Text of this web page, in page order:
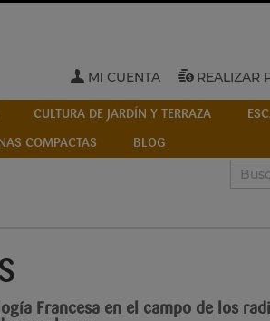
MI CUENTA REALIZAR
CULTURA DE JARDÍN Y TERRAZA
COMPACTAS
BLOG
Francesa en el campo de los